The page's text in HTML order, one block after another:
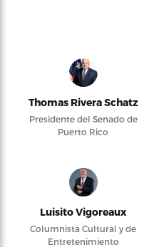
Thomas Rivera Schatz
Presidente del Senado de
Puerto Rico
Luisito Vigoreaux
Columnista Cultural y de
Entretenimiento